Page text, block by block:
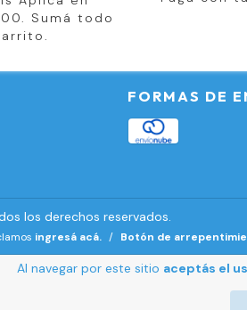
Al navegar por este sitio aceptás el
Sumá todo
FORMAS DE
los derechos reservados.
ingresá acá. / Botón de